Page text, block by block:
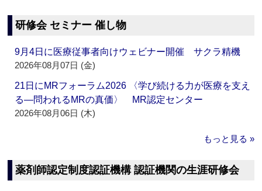
研修会 セミナー 催し物
9月4日に医療従事者向けウェビナー開催 サクラ精機
2026年08月07日 (金)
21日にMRフォーラム2026 〈学び続ける力が医療を支え
る―問われるMRの真価〉 MR認定センター
2026年08月06日 (木)
もっと見る »
薬剤師認定制度認証機構 認証機関の生涯研修会